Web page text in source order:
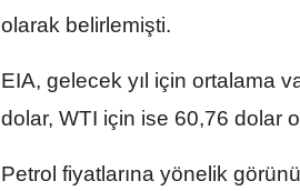
olarak belirlemişti.
EIA, gelecek yıl için ortalama
dolar, WTI için ise 60,76 dolar
Petrol fiyatlarına yönelik